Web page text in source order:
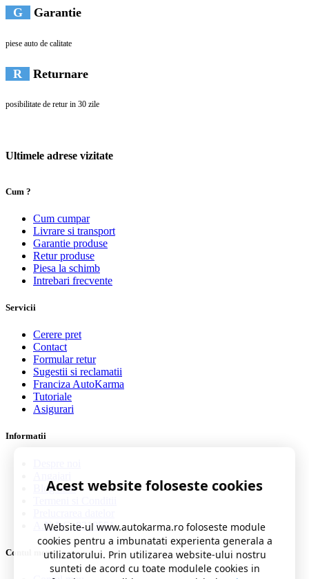
G Garantie
piese auto de calitate
R Returnare
posibilitate de retur in 30 zile
Ultimele adrese vizitate
Cum ?
Cum cumpar
Livrare si transport
Garantie produse
Retur produse
Piesa la schimb
Intrebari frecvente
Servicii
Cerere pret
Contact
Formular retur
Sugestii si reclamatii
Franciza AutoKarma
Tutoriale
Asigurari
Informatii
Blog auto
A.N.P.C. 0219551
Contul meu
Acest website foloseste cookies
Website-ul www.autokarma.ro foloseste module
cookies pentru a imbunatati experienta generala a
utilizatorului. Prin utilizarea website-ului nostru
sunteti de acord cu toate modulele cookies in